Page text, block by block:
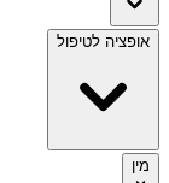
אופציה לטיפול
מין